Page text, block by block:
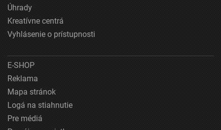
Úhrady
Kreatívne centrá
Vyhlásenie o prístupnosti
E-SHOP
Reklama
Mapa stránok
Logá na stiahnutie
Pre médiá